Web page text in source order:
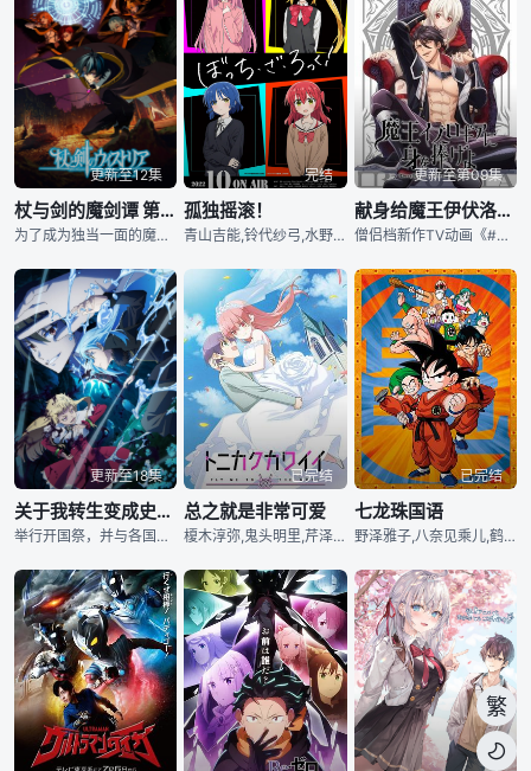
更新至12集
杖与剑的魔剑谭 第二季
为了成为独当一面的魔导士，少年威尔进入魔法学院学习。然而个性努力认真的他，即使想成为魔导士却有个致命性的弱点。那就是「他完全无法使用魔法」。同学跟老师都用冷漠的眼神看待他，尽管有的时候感到相当挫折，威尔还是坚强地向前迈进。即使无法使用魔杖，他还是持剑在这个魔法至上主义的世界中战斗到底。深信着只有自己具备的力量。也为了守护与最重要的人立下的约定── 吊车尾少年用剑挑战魔法。杖与剑交会的魔剑谭在此揭开序幕！ [简介原文] 一人前の魔導士をめざして魔法学院に入学した少年ウィル。努力家の彼には魔導師として致命的な
完结
孤独摇滚！
青山吉能,铃代纱弓,水野朔,长谷川育美
更新至第09集
献身给魔王伊伏洛基亚吧
僧侣档新作TV动画《#向魔王伊布罗贾献身吧#》确定将于今年10月播出！#堀江瞬#、#佐藤拓也#主役。
更新至18集
关于我转生变成史莱姆这档事 第四季
举行开国祭，并与各国建立起邦交的魔国联邦「坦派斯特」，朝着实现让人类与魔物一起生活的世界「人魔共荣圈」迈出了步伐。 跨越种族的隔阂携手合作，魔国联邦「坦派斯特」日益繁荣。然而，在这背后，却有些人将魔王利姆路的崛起视为危险讯号。他们就是西尔特罗斯王国五大老之首的前「勇者」格兰贝尔．罗素与其孙女玛莉安贝尔．罗素。主张以支配守护人类的格兰贝尔和玛莉安贝尔布下重重计谋，并与利姆路发生冲突。 另一方面，在黄金乡埃尔德拉，魔王雷昂也基于某种目的展开了行动。身为人类守护者的勇者与支配世界的魔王。在各方谋略的彼此交错之下
已完结
总之就是非常可爱
榎木淳弥,鬼头明里,芹泽优,上坂堇,小原好美
已完结
七龙珠国语
野泽雅子,八奈见乘儿,鹤弘美
繁
